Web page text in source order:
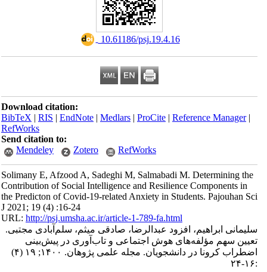
‎ 10.61186/psj.19.4.16
BibTeX|RIS| EndNote |Medlars|ProCite|
Mendeley
Zotero
Solimany E, Afzood A, Sadeghi M, Salmabadi
Contribution of Social Intelligence and
the Predicton of Covid-19-related Anxiety in
J 2021; 19 (4) :16-24
URL:http://psj.umsha.ac.ir/article-1-789-fa.html
افزود عبدالرضا، صادقی میثم، سلم‌آبادی مجتبی.
هوش اجتماعی و تاب‌آوری در پیش‌بینی
اضطراب کرونا در دانشجویان. مجله علمی پژوهان. ۱۴۰۰; ۱۹ (۴)